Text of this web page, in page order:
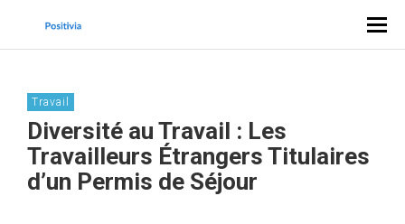
Travail
Diversité au Travail : Les
Travailleurs Étrangers Titulaires
d’un Permis de Séjour